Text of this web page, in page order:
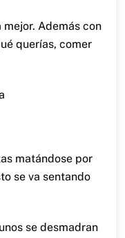
mejor. Además con
querías, comer
matándose por
se va sentando
se desmadran